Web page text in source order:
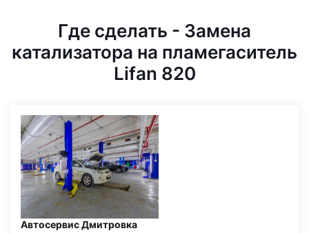
Где сделать - Замена
катализатора на пламегаситель
Lifan 820
Автосервис Дмитровка